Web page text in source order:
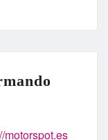
motorspot.es